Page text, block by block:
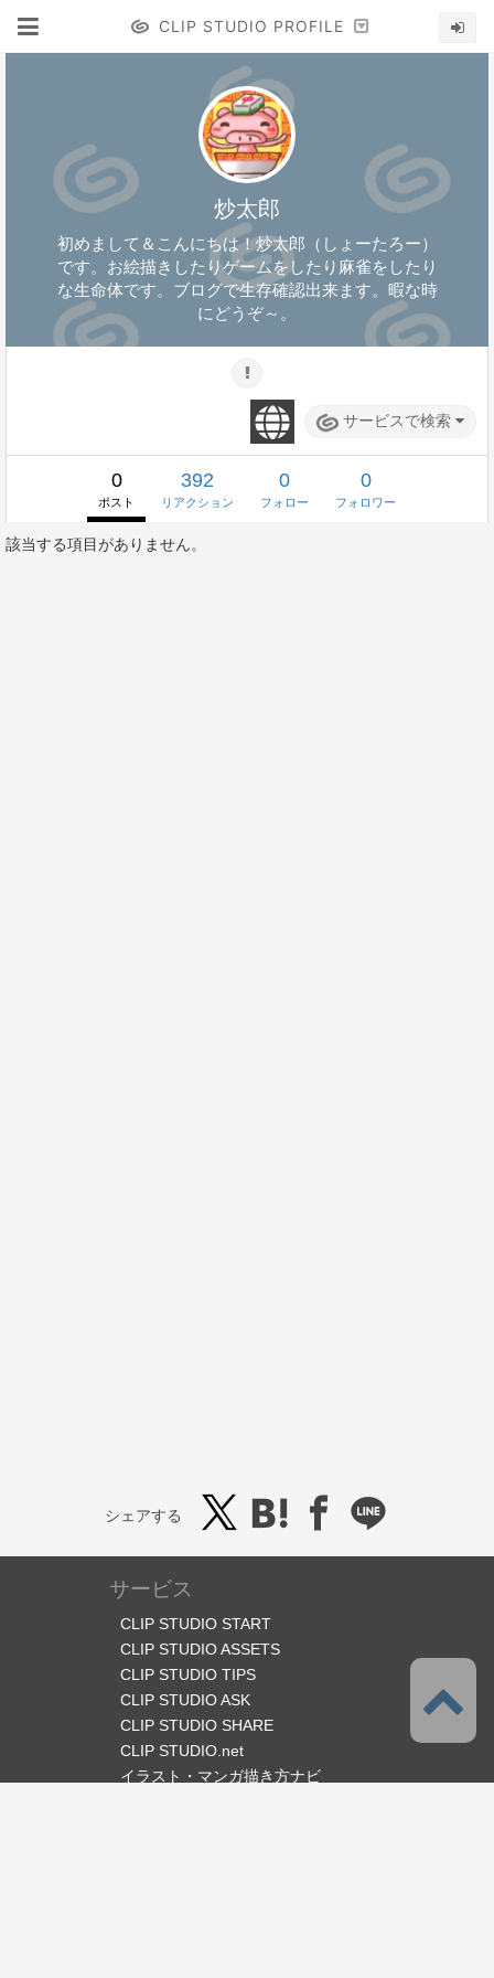
CLIP STUDIO PROFILE
炒太郎
初めまして＆こんにちは！炒太郎（しょーたろー）
です。お絵描きしたりゲームをしたり麻雀をしたり
な生命体です。ブログで生存確認出来ます。暇な時
にどうぞ～。
サービスで検索
0
ポスト
392
リアクション
0
フォロー
0
フォロワー
該当する項目がありません。
シェアする
サービス
CLIP STUDIO START
CLIP STUDIO ASSETS
CLIP STUDIO TIPS
CLIP STUDIO ASK
CLIP STUDIO SHARE
CLIP STUDIO.net
イラスト・マンガ描き方ナビ